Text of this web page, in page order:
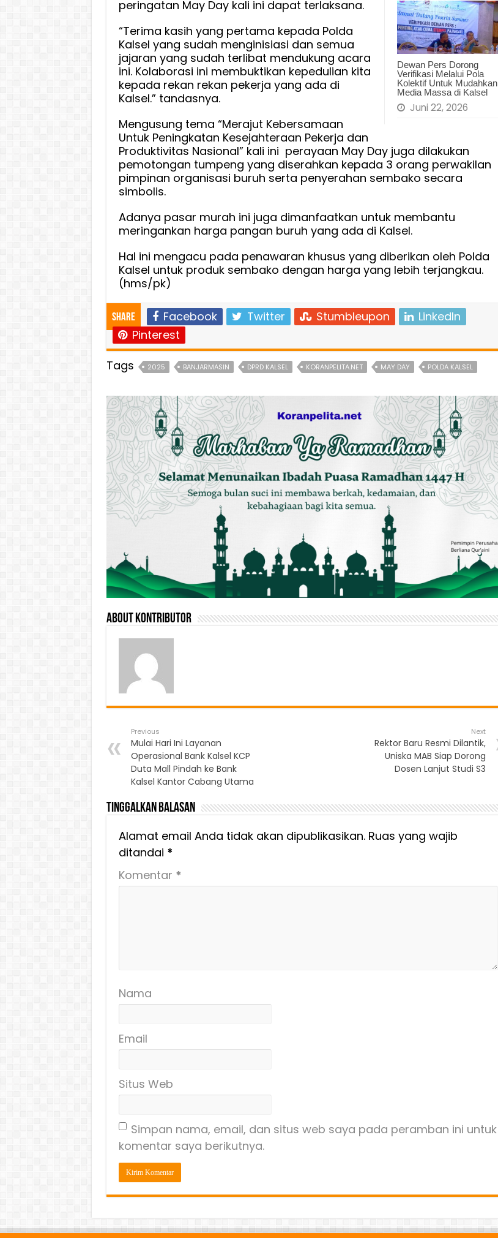
Dewan Pers Dorong
Verifikasi Melalui Pola
Kolektif Untuk Mudahkan
Media Massa di Kalsel
Juni 22, 2026
peringatan May Day kali ini dapat terlaksana.
“Terima kasih yang pertama kepada Polda
Kalsel yang sudah menginisiasi dan semua
jajaran yang sudah terlibat mendukung acara
ini. Kolaborasi ini membuktikan kepedulian kita
kepada rekan rekan pekerja yang ada di
Kalsel.” tandasnya.
Mengusung tema “Merajut Kebersamaan
Untuk Peningkatan Kesejahteraan Pekerja dan
Produktivitas Nasional” kali ini perayaan May Day juga dilakukan
pemotongan tumpeng yang diserahkan kepada 3 orang perwakilan
pimpinan organisasi buruh serta penyerahan sembako secara
simbolis.
Adanya pasar murah ini juga dimanfaatkan untuk membantu
meringankan harga pangan buruh yang ada di Kalsel.
Hal ini mengacu pada penawaran khusus yang diberikan oleh Polda
Kalsel untuk produk sembako dengan harga yang lebih terjangkau.
(hms/pk)
Share Facebook Twitter Stumbleupon
LinkedIn
Pinterest
Tags
2025 BANJARMASIN DPRD KALSEL KORANPELITA.NET MAY DAY POLDA KALSEL
About Kontributor
Previous
Mulai Hari Ini Layanan
Operasional Bank Kalsel KCP
Duta Mall Pindah ke Bank
Kalsel Kantor Cabang Utama
Next
Rektor Baru Resmi Dilantik,
Uniska MAB Siap Dorong
Dosen Lanjut Studi S3
Tinggalkan Balasan
Alamat email Anda tidak akan dipublikasikan. Ruas yang wajib
ditandai *
Komentar *
Nama
Email
Situs Web
Simpan nama, email, dan situs web saya pada peramban ini untuk
komentar saya berikutnya.